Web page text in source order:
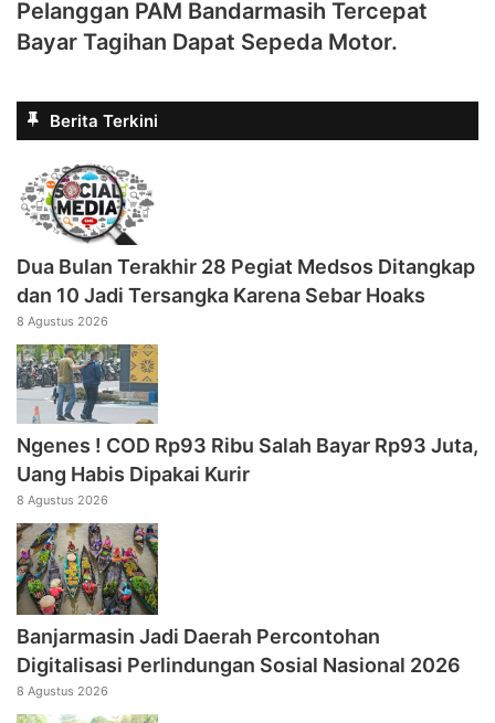
Pelanggan PAM Bandarmasih Tercepat
Bayar Tagihan Dapat Sepeda Motor.
Berita Terkini
Dua Bulan Terakhir 28 Pegiat Medsos Ditangkap
dan 10 Jadi Tersangka Karena Sebar Hoaks
8 Agustus 2026
Ngenes ! COD Rp93 Ribu Salah Bayar Rp93 Juta,
Uang Habis Dipakai Kurir
8 Agustus 2026
Banjarmasin Jadi Daerah Percontohan
Digitalisasi Perlindungan Sosial Nasional 2026
8 Agustus 2026